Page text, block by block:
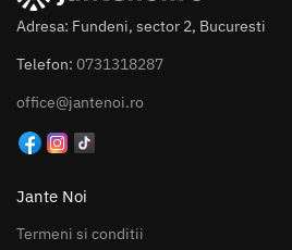
Adresa: Fundeni, sector 2, Bucuresti
Telefon: 0731318287
office@jantenoi.ro
Jante Noi
Termeni si conditii